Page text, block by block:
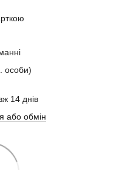
особи)
14 днів
або обмін